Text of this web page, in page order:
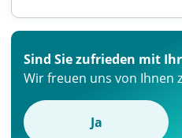
Sind Sie zufrieden mit
Wir freuen uns von Ihnen
Ja